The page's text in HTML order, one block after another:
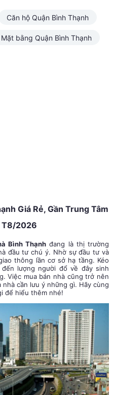
Căn hộ Quận Bình Thạnh
Mặt bằng Quận Bình Thạnh
Giá Rẻ, Gần Trung Tâm
T8/2026
Bình Thạnh đang là thị trường
đầu tư chú ý. Nhờ sự đầu tư và
thông lần cơ sở hạ tầng. Kéo
lượng người đổ về đây sinh
Việc mua bán nhà cũng trở nên
cần lưu ý những gì. Hãy cùng
để hiểu thêm nhé!